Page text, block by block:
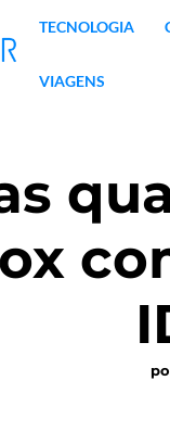
TECNOLOGIA
VIAGENS